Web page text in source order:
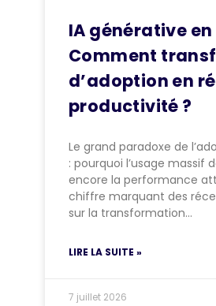
IA générative
Comment
d’adoption en
productivité ?
Le grand paradoxe de
: pourquoi l’usage massif
encore la performance
chiffre marquant des
sur la transformation…
LIRE LA SUITE »
7 juillet 2026